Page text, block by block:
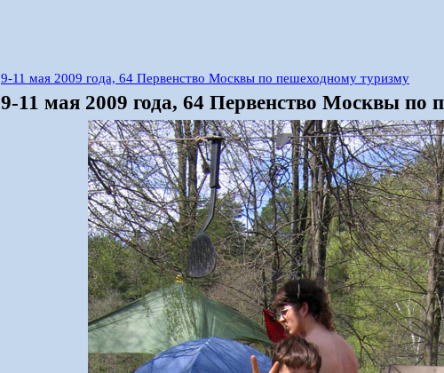
9-11 мая 2009 года, 64 Первенство Москвы по пешеходному туризму
9-11 мая 2009 года, 64 Первенство Москвы по